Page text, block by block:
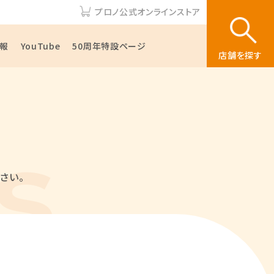
プロノ公式オンラインストア
YouTube 50周年特設ページ
店舗を探す
い。